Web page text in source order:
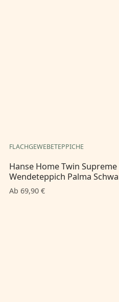
FLACHGEWEBETEPPICHE
Hanse Home Twin
Wendeteppich Palma
Ab 69,90 €